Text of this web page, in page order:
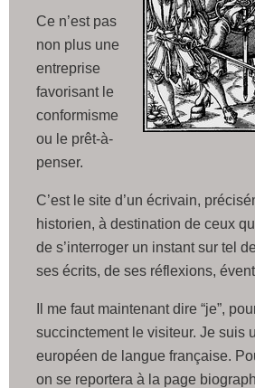
Ce n’est pas
non plus une
entreprise
favorisant le
conformisme
ou le prêt-à-
penser.
C’est le site d’un écrivain,
historien, à destination de ceux
de s’interroger un instant sur tel
ses écrits, de ses réflexions,
Il me faut maintenant dire “je”,
succinctement le visiteur. Je suis
européen de langue française.
on se reportera à la page